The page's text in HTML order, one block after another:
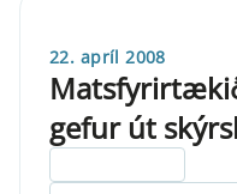
22. apríl 2008
gefur út